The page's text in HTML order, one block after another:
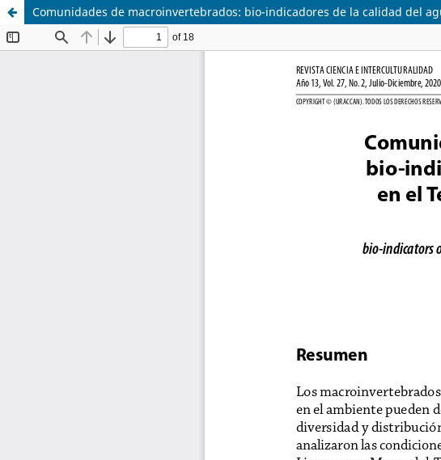
Comunidades de macroinvertebrados: bio-indicadores de la calidad del